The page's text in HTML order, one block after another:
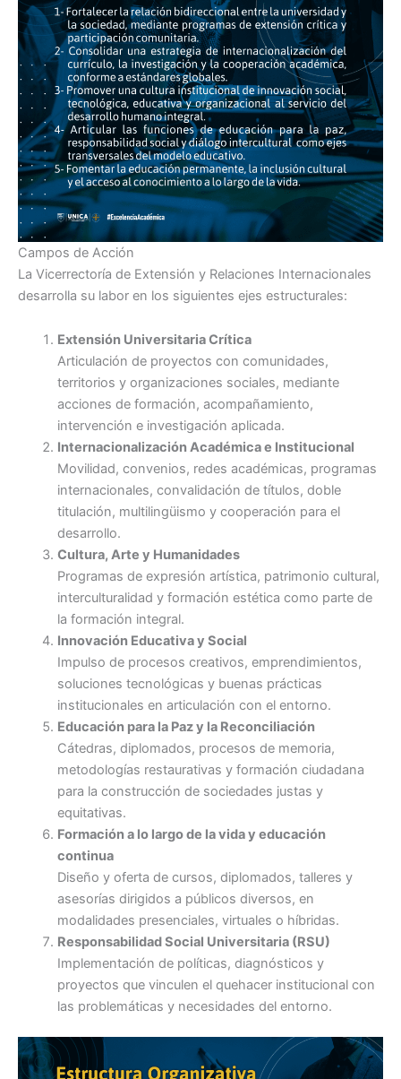
Campos de Acción
La Vicerrectoría de Extensión y Relaciones Internacionales
desarrolla su labor en los siguientes ejes estructurales:
Extensión Universitaria Crítica
Articulación de proyectos con comunidades,
territorios y organizaciones sociales, mediante
acciones de formación, acompañamiento,
intervención e investigación aplicada.
Internacionalización Académica e Institucional
Movilidad, convenios, redes académicas, programas
internacionales, convalidación de títulos, doble
titulación, multilingüismo y cooperación para el
desarrollo.
Cultura, Arte y Humanidades
Programas de expresión artística, patrimonio cultural,
interculturalidad y formación estética como parte de
la formación integral.
Innovación Educativa y Social
Impulso de procesos creativos, emprendimientos,
soluciones tecnológicas y buenas prácticas
institucionales en articulación con el entorno.
Educación para la Paz y la Reconciliación
Cátedras, diplomados, procesos de memoria,
metodologías restaurativas y formación ciudadana
para la construcción de sociedades justas y
equitativas.
Formación a lo largo de la vida y educación
continua
Diseño y oferta de cursos, diplomados, talleres y
asesorías dirigidos a públicos diversos, en
modalidades presenciales, virtuales o híbridas.
Responsabilidad Social Universitaria (RSU)
Implementación de políticas, diagnósticos y
proyectos que vinculen el quehacer institucional con
las problemáticas y necesidades del entorno.